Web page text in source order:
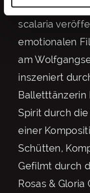
scalaria
emotionalen
am
inszeniert
Balletttänzerin
Spirit durch
einer
Schütten,
Gefilmt durch
Rosas & Gloria